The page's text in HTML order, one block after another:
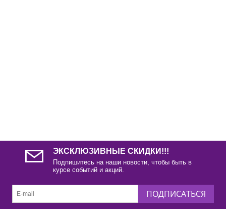
ЭКСКЛЮЗИВНЫЕ СКИДКИ!!!
Подпишитесь на наши новости, чтобы быть в
курсе событий и акций.
ПОДПИСАТЬСЯ